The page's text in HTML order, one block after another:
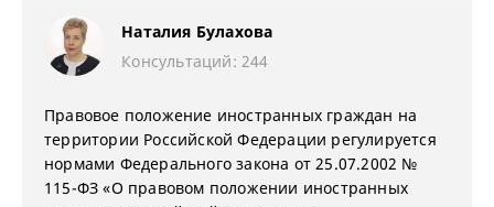
Наталия Булахова
Консультаций: 244
Правовое положение иностранных граждан на
территории Российской Федерации регулируется
нормами Федерального закона от 25.07.2002 №
115-ФЗ «О правовом положении иностранных